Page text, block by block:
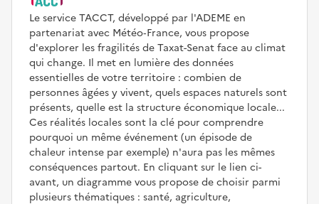
Le service TACCT, développé par l'ADEME en
partenariat avec Météo‑France, vous propose
d'explorer les fragilités de Taxat-Senat face au climat
qui change. Il met en lumière des données
essentielles de votre territoire : combien de
personnes âgées y vivent, quels espaces naturels sont
présents, quelle est la structure économique locale...
Ces réalités locales sont la clé pour comprendre
pourquoi un même événement (un épisode de
chaleur intense par exemple) n'aura pas les mêmes
conséquences partout. En cliquant sur le lien ci-
avant, un diagramme vous propose de choisir parmi
plusieurs thématiques : santé, agriculture,